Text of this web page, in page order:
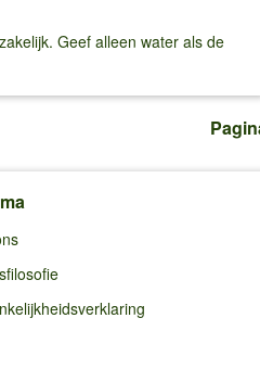
Geef alleen water als de